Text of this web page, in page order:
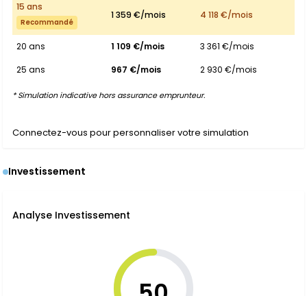
15 ans
Recommandé
1 359 €/mois 4 118 €/mois
20 ans 1 109 €/mois
3 361 €/mois
25 ans
967 €/mois 2 930 €/mois
* Simulation indicative hors assurance emprunteur.
Connectez-vous pour personnaliser votre simulation
Investissement
Analyse Investissement